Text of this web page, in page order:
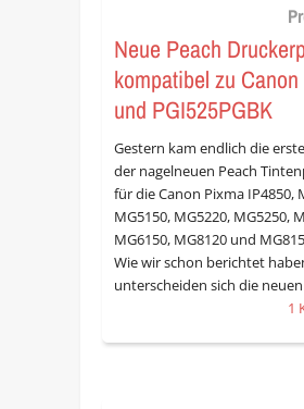
Neue Peach
kompatibel zu
und PGI525PGBK
Gestern kam endlich die
der nagelneuen Peach
für die Canon Pixma IP4850,
MG5150, MG5220, MG5250,
MG6150, MG8120 und
Wie wir schon berichtet
unterscheiden sich die
1